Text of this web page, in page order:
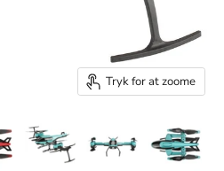
Tryk for at zoome